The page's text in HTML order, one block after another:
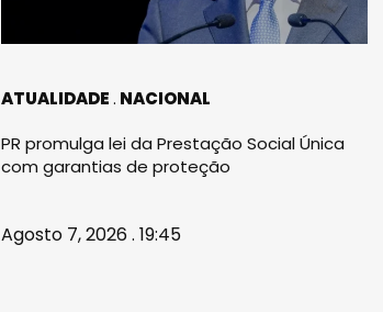
ATUALIDADE NACIONAL
PR promulga lei da Prestação Social Única
com garantias de proteção
Agosto 7, 2026 . 19:45